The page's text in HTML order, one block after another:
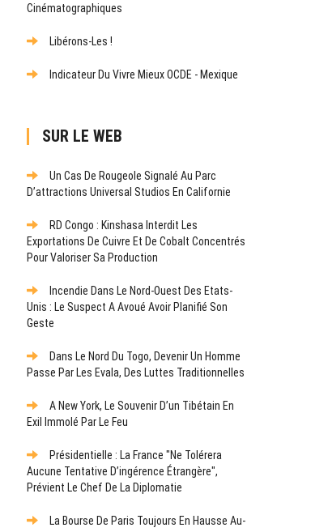
Cinématographiques
Libérons-Les !
Indicateur Du Vivre Mieux OCDE - Mexique
SUR LE WEB
Un Cas De Rougeole Signalé Au Parc
D’attractions Universal Studios En Californie
RD Congo : Kinshasa Interdit Les
Exportations De Cuivre Et De Cobalt Concentrés
Pour Valoriser Sa Production
Incendie Dans Le Nord-Ouest Des Etats-
Unis : Le Suspect A Avoué Avoir Planifié Son
Geste
Dans Le Nord Du Togo, Devenir Un Homme
Passe Par Les Evala, Des Luttes Traditionnelles
A New York, Le Souvenir D’un Tibétain En
Exil Immolé Par Le Feu
Présidentielle : La France "ne Tolérera
Aucune Tentative D’ingérence Étrangère",
Prévient Le Chef De La Diplomatie
La Bourse De Paris Toujours En Hausse Au-